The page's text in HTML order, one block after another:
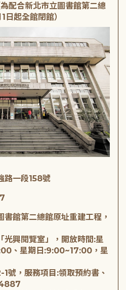
合新北市立圖書館第二總
起全館閉館）
路一段158號
館第二總館原址重建工程，
光興閱覽室」，開放時間:星
、星期日:9:00~17:00，星
號，服務項目:領取預約書、